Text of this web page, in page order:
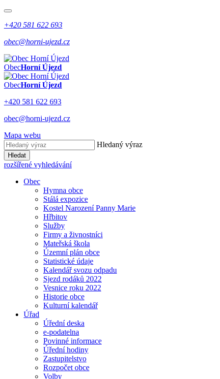
+420 581 622 693
obec@horni-ujezd.cz
ObecHorní Újezd
ObecHorní Újezd
+420 581 622 693
obec@horni-ujezd.cz
Mapa webu
Hledaný výraz
Hledat
rozšířené vyhledávání
Obec
Hymna obce
Stálá expozice
Kostel Narození Panny Marie
Hřbitov
Služby
Firmy a živnostníci
Mateřská škola
Územní plán obce
Statistické údaje
Kalendář svozu odpadu
Sjezd rodáků 2022
Vesnice roku 2022
Historie obce
Kulturní kalendář
Úřad
Úřední deska
e-podatelna
Povinné informace
Úřední hodiny
Zastupitelstvo
Rozpočet obce
Volby